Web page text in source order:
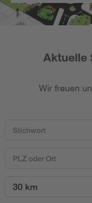
Aktuelle
Wir freuen
30 km